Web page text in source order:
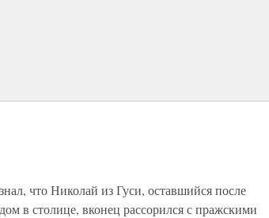
что Николай из Гуси, оставшийся после
в столице, вконец рассорился с пражскими